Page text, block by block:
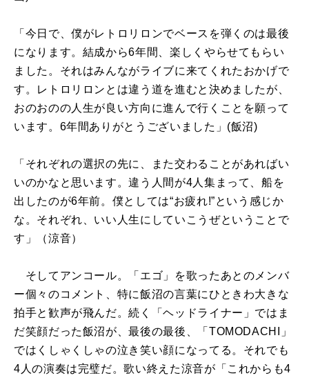
「今日で、僕がレトロリロンでベースを弾くのは最後
になります。結成から6年間、楽しくやらせてもらい
ました。それはみんながライブに来てくれたおかげで
す。レトロリロンとは違う道を進むと決めましたが、
おのおのの人生が良い方向に進んで行くことを願って
います。6年間ありがとうございました」(飯沼)
「それぞれの選択の先に、また交わることがあればい
いのかなと思います。違う人間が4人集まって、船を
出したのが6年前。僕としては“お疲れ!”という感じか
な。それぞれ、いい人生にしていこうぜということで
す」（涼音）
そしてアンコール。「エゴ」を歌ったあとのメンバ
ー個々のコメント、特に飯沼の言葉にひときわ大きな
拍手と歓声が飛んだ。続く「ヘッドライナー」ではま
だ笑顔だった飯沼が、最後の最後、「TOMODACHI」
ではくしゃくしゃの泣き笑い顔になってる。それでも
4人の演奏は完璧だ。歌い終えた涼音が「これからも4